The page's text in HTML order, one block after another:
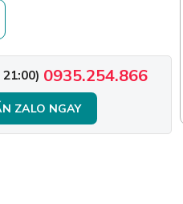
0935.254.866
ZALO NGAY